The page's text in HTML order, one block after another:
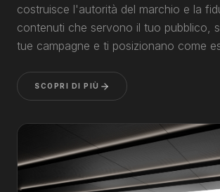
costruisce l'autorità del marchio e la
contenuti che servono il tuo pubblico,
tue campagne e ti posizionano come
SCOPRI DI PIÙ